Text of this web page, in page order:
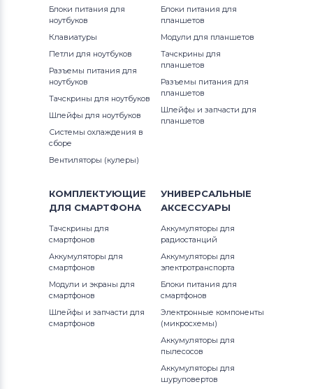
DOOGEE
Аккумуляторы для смартфонов
BlackBerry
Аккумуляторы для смартфонов
Nubia
Аккумуляторы для смартфонов
Highscreen
Honor
Nokia
Аккумуляторы для смартфоновVivo
Все бренды
Аккумуляторы для смартфонов
Аккумуляторы для смартфоновLG
Блоки питания для
ноутбуков
Клавиатуры
Петли для ноутбуков
Разъемы питания для
ноутбуков
Тачскрины для ноутбуков
Шлейфы для ноутбуков
Системы охлаждения в
сборе
Вентиляторы (кулеры)
Блоки питания для
планшетов
Модули для планшетов
Тачскрины для
планшетов
Разъемы питания для
планшетов
Шлейфы и запчасти для
планшетов
КОМПЛЕКТУЮЩИЕ
ДЛЯ СМАРТФОНА
Тачскрины для
смартфонов
Аккумуляторы для
смартфонов
Модули и экраны для
смартфонов
Шлейфы и запчасти для
смартфонов
УНИВЕРСАЛЬНЫЕ
АКСЕССУАРЫ
Аккумуляторы для
радиостанций
Аккумуляторы для
электротранспорта
Блоки питания для
смартфонов
Электронные компоненты
(микросхемы)
Аккумуляторы для
пылесосов
Аккумуляторы для
шуруповертов